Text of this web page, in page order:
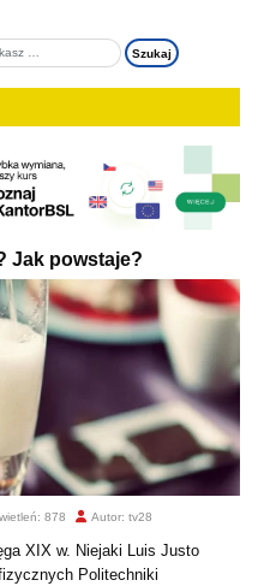
Jak powstaje?
878 Autor: tv28
XIX w. Niejaki Luis Justo
Politechniki